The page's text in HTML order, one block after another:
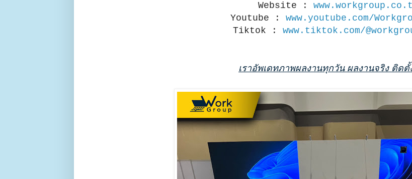
Website :
Youtube : www.youtube.com/
Tiktok : www.tiktok.com/
เราอัพเดทภาพผลงานทุกวัน ผลงานจริง ติดตั้